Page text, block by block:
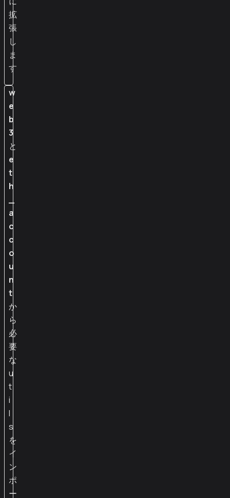
拡
張
し
ま
す
w
e
b
3
と
e
t
h
_
a
c
c
o
u
n
t
か
ら
必
要
な
u
t
i
l
s
を
イ
ン
ポ
ー